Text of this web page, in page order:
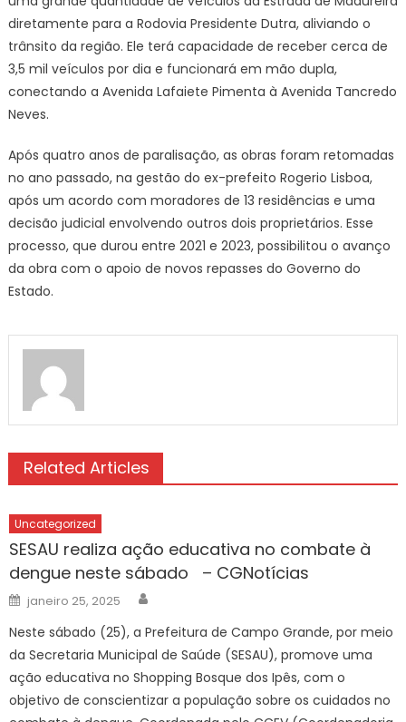
diretamente para a Rodovia Presidente Dutra, aliviando o
trânsito da região. Ele terá capacidade de receber cerca de
3,5 mil veículos por dia e funcionará em mão dupla,
conectando a Avenida Lafaiete Pimenta à Avenida Tancredo
Neves.
Após quatro anos de paralisação, as obras foram retomadas
no ano passado, na gestão do ex-prefeito Rogerio Lisboa,
após um acordo com moradores de 13 residências e uma
decisão judicial envolvendo outros dois proprietários. Esse
processo, que durou entre 2021 e 2023, possibilitou o avanço
da obra com o apoio de novos repasses do Governo do
Estado.
Related Articles
Uncategorized
SESAU realiza ação educativa no combate à
dengue neste sábado – CGNotícias
Posted
on
janeiro 25, 2025
Neste sábado (25), a Prefeitura de Campo Grande, por meio
da Secretaria Municipal de Saúde (SESAU), promove uma
ação educativa no Shopping Bosque dos Ipês, com o
objetivo de conscientizar a população sobre os cuidados no